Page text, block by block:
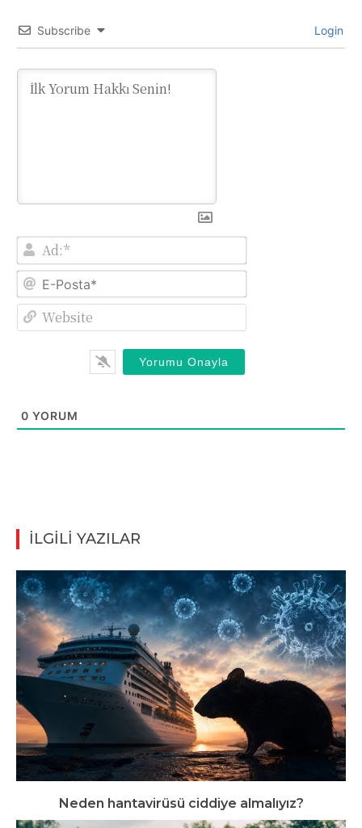
Subscribe Login
Ad:*
E-
0 YORUM
İLGİLİ YAZILAR
Neden hantavirüsü ciddiye almalıyız?